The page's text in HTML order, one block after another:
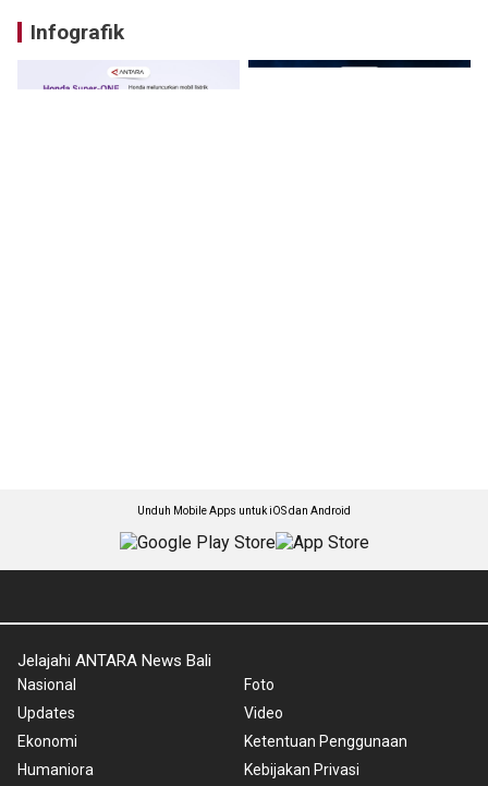
Infografik
Unduh Mobile Apps untuk iOS dan Android
Jelajahi ANTARA News Bali
Nasional
Updates
Ekonomi
Humaniora
Foto
Video
Ketentuan Penggunaan
Kebijakan Privasi